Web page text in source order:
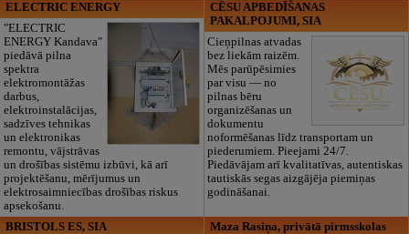
ELECTRIC ENERGY
"ELECTRIC
ENERGY Kandava"
piedāvā pilna
spektra
elektromontāžas
darbus,
elektroinstalācijas,
sadzīves tehnikas
un elektronikas
remontu, vājstrāvas
un drošības sistēmu izbūvi, kā arī
projektēšanu, mērījumus un
elektrosaimniecības drošības riskus
apsekošanu.
CĒSU APBEDĪŠANAS
PAKALPOJUMI, SIA
Cieņpilnas atvadas
bez liekām raizēm.
Mēs parūpēsimies
par visu — no
pilnas bēru
organizēšanas un
dokumentu
noformēšanas līdz transportam un
piederumiem. Pieejami 24/7.
Piedāvājam arī kvalitatīvas, autentiskas
tautiskās segas aizgājēja piemiņas
godināšanai.
BRISTOLS ES, SIA
Maza Rasiņa, privātā pirmsskolas